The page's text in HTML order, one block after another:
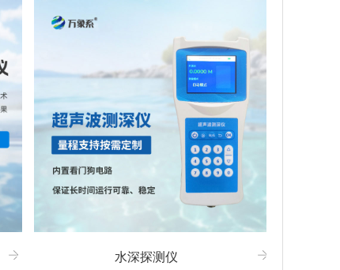
水深探测仪